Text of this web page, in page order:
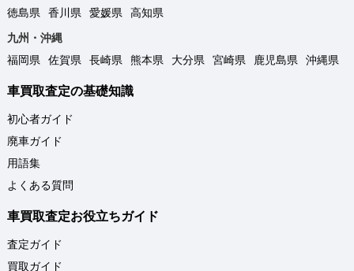
徳島県
香川県 愛媛県
高知県
九州・沖縄
福岡県
佐賀県 長崎県 熊本県 大分県 宮崎県 鹿児島県 沖縄県
車買取査定の基礎知識
初心者ガイド
廃車ガイド
用語集
よくある質問
車買取査定お役立ちガイド
査定ガイド
買取ガイド